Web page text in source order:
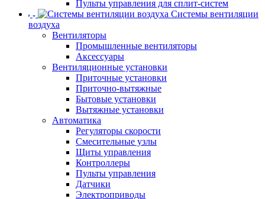
Пульты управления для сплит-систем
Системы вентиляции
воздуха
Вентиляторы
Промышленные вентиляторы
Аксессуары
Вентиляционные установки
Приточные установки
Приточно-вытяжные
Бытовые установки
Вытяжные установки
Автоматика
Регуляторы скорости
Смесительные узлы
Щиты управления
Контроллеры
Пульты управления
Датчики
Электроприводы